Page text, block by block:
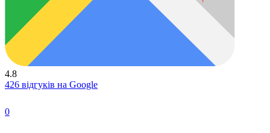
4.8
426 відгуків на Google
0